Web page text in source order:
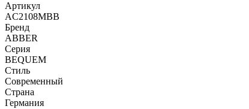
Артикул
AC2108MBB
Бренд
ABBER
Серия
BEQUEM
Стиль
Современный
Страна
Германия